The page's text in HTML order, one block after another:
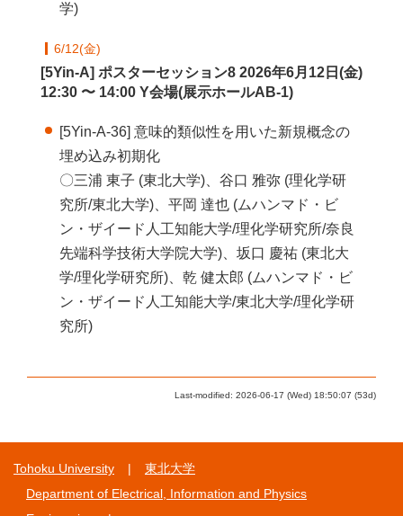
学)
6/12(金)
[5Yin-A] ポスターセッション8 2026年6月12日(金)
12:30 〜 14:00 Y会場(展示ホールAB-1)
[5Yin-A-36] 意味的類似性を用いた新規概念の
埋め込み初期化
〇三浦 東子 (東北大学)、谷口 雅弥 (理化学研
究所/東北大学)、平岡 達也 (ムハンマド・ビ
ン・ザイード人工知能大学/理化学研究所/奈良
先端科学技術大学院大学)、坂口 慶祐 (東北大
学/理化学研究所)、乾 健太郎 (ムハンマド・ビ
ン・ザイード人工知能大学/東北大学/理化学研
究所)
Last-modified: 2026-06-17 (Wed) 18:50:07 (53d)
Tohoku University
東北大学
Department of Electrical, Information and Physics